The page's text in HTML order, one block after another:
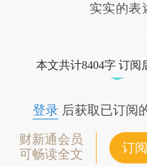
实实的表
本文共计8404字 订阅
登录后获取已订阅
财新通会员
可畅读全文
订